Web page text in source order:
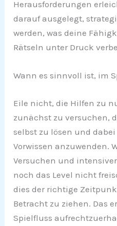
Herausforderungen
darauf ausgelegt,
werden, was deine
Rätseln unter Druck
Wann es sinnvoll ist, im
Eile nicht, die Hilfen zu
zunächst zu versuchen,
selbst zu lösen und
Vorwissen anzuwenden.
Versuchen und
noch das Level nicht
dies der richtige
Betracht zu ziehen. Das
Spielfluss